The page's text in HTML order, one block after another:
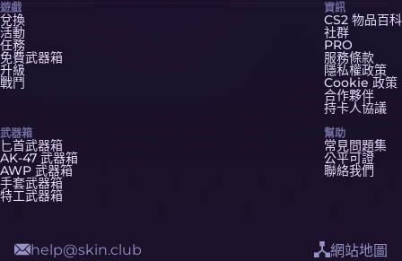
遊戲
兌換
活動
任務
免費武器箱
升級
戰鬥
武器箱
匕首武器箱
AK-47 武器箱
AWP 武器箱
手套武器箱
特工武器箱
資訊
CS2 物品百科
社群
PRO
服務條款
隱私權政策
Cookie 政策
合作夥伴
持卡人協議
幫助
常見問題集
公平可證
聯絡我們
help@skin.club 網站地圖